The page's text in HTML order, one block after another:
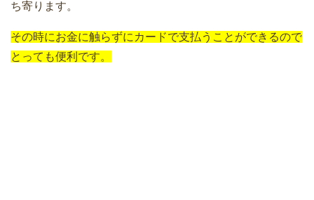
ち寄ります。
その時にお金に触らずにカードで支払うことができるので
とっても便利です。